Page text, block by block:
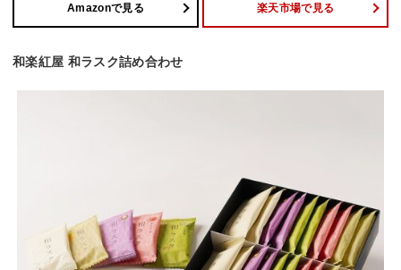
Amazonで見る 楽天市場で見る
和楽紅屋 和ラスク詰め合わせ